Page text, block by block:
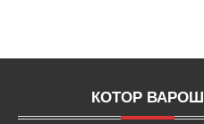
КОТОР ВАРОШ